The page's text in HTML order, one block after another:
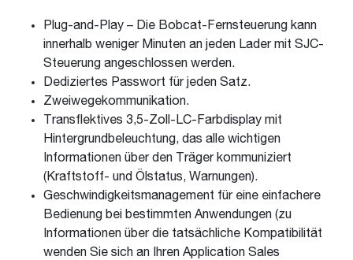
Plug-and-Play – Die Bobcat-Fernsteuerung kann
innerhalb weniger Minuten an jeden Lader mit SJC-
Steuerung angeschlossen werden.
Dediziertes Passwort für jeden Satz.
Zweiwegekommunikation.
Transflektives 3,5-Zoll-LC-Farbdisplay mit
Hintergrundbeleuchtung, das alle wichtigen
Informationen über den Träger kommuniziert
(Kraftstoff- und Ölstatus, Warnungen).
Geschwindigkeitsmanagement für eine einfachere
Bedienung bei bestimmten Anwendungen (zu
Informationen über die tatsächliche Kompatibilität
wenden Sie sich an Ihren Application Sales